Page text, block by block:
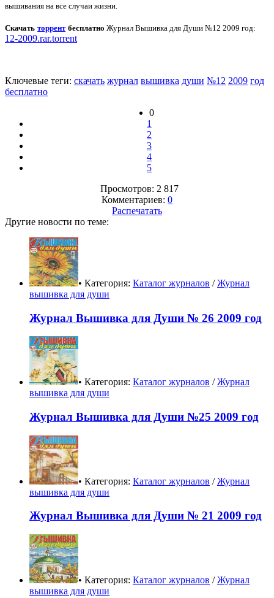
вышивания на все случаи жизни.
Скачать торрентбесплатно Журнал Вышивка для Души №12 2009 год:
12-2009.rar.torrent
Ключевые теги: скачать журнал вышивка души №12 2009 год
бесплатно
0
1
2
3
4
5
Просмотров: 2 817
Комментариев: 0
Распечатать
Другие новости по теме:
• Категория: Каталог журналов /Журнал
вышивка для души
Журнал Вышивка для Души № 26 2009 год
• Категория: Каталог журналов /Журнал
вышивка для души
Журнал Вышивка для Души №25 2009 год
• Категория: Каталог журналов /Журнал
вышивка для души
Журнал Вышивка для Души № 21 2009 год
• Категория: Каталог журналов /Журнал
вышивка для души